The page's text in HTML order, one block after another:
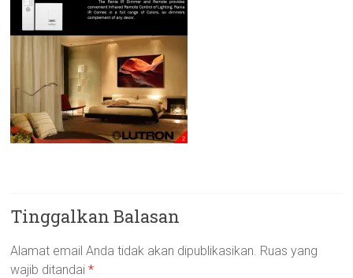
Tinggalkan Balasan
Alamat email Anda tidak akan dipublikasikan. Ruas yang
wajib ditandai*